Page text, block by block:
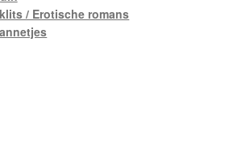
/ Erotische romans